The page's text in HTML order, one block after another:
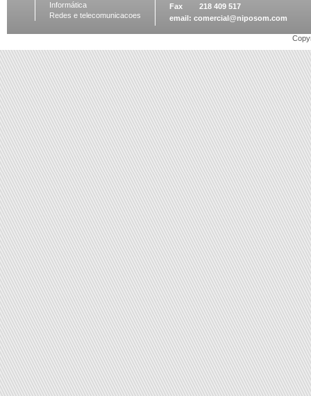
Informática
Redes e telecomunicacoes
Fax 218 409 517
email: comercial@niposom.com